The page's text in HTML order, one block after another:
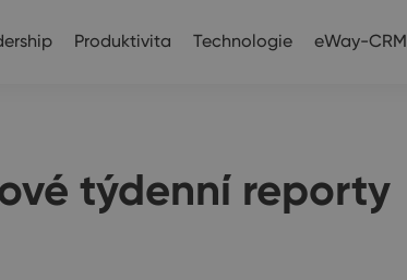
Produktivita Technologie eWay-CRM
týdenní reporty